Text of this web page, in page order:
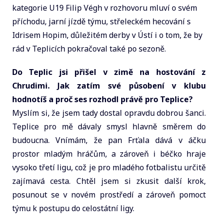
kategorie U19 Filip Végh v rozhovoru mluví o svém
příchodu, jarní jízdě týmu, střeleckém hecování s
Idrisem Hopim, důležitém derby v Ústí i o tom, že by
rád v Teplicích pokračoval také po sezoně.
Do Teplic jsi přišel v zimě na hostování z
Chrudimi. Jak zatím své působení v klubu
hodnotíš a proč ses rozhodl právě pro Teplice?
Myslím si, že jsem tady dostal opravdu dobrou šanci.
Teplice pro mě dávaly smysl hlavně směrem do
budoucna. Vnímám, že pan Frťala dává v áčku
prostor mladým hráčům, a zároveň i béčko hraje
vysoko třetí ligu, což je pro mladého fotbalistu určitě
zajímavá cesta. Chtěl jsem si zkusit další krok,
posunout se v novém prostředí a zároveň pomoct
týmu k postupu do celostátní ligy.